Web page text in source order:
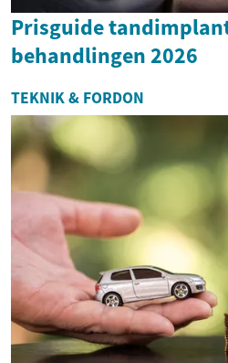
Prisguide
behandlingen 2026
TEKNIK & FORDON